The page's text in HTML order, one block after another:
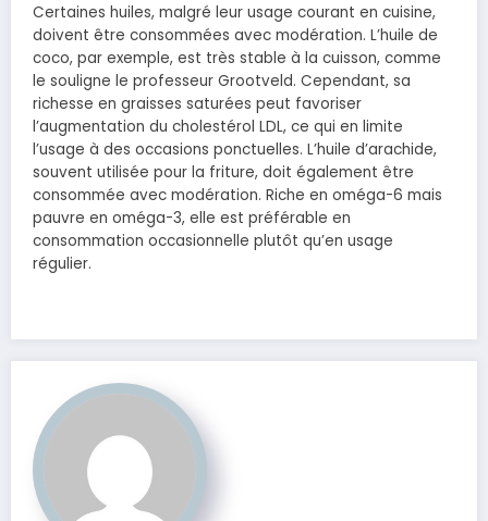
Certaines huiles, malgré leur usage courant en cuisine,
doivent être consommées avec modération. L’huile de
coco, par exemple, est très stable à la cuisson, comme
le souligne le professeur Grootveld. Cependant, sa
richesse en graisses saturées peut favoriser
l’augmentation du cholestérol LDL, ce qui en limite
l’usage à des occasions ponctuelles. L’huile d’arachide,
souvent utilisée pour la friture, doit également être
consommée avec modération. Riche en oméga-6 mais
pauvre en oméga-3, elle est préférable en
consommation occasionnelle plutôt qu’en usage
régulier.